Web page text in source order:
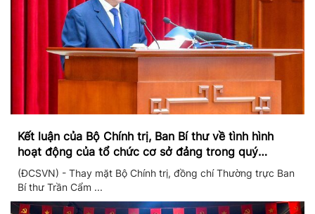
Kết luận của Bộ Chính trị, Ban Bí thư về tình hình
hoạt động của tổ chức cơ sở đảng trong quý
II/2026
(ĐCSVN) - Thay mặt Bộ Chính trị, đồng chí Thường trực Ban
Bí thư Trần Cẩm ...